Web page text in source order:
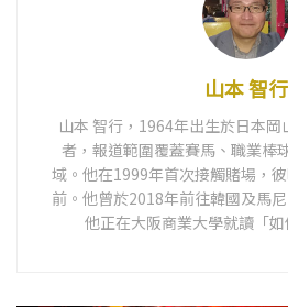
山本 智行
山本 智行，1964年出生於日本
者，報道範圍覆蓋賽馬、職業棒
域。他在1999年首次接觸賭場，
前。他曾於2018年前往韓國及馬
他正在大阪商業大學就讀「如